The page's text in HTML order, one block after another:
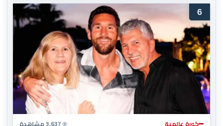
6